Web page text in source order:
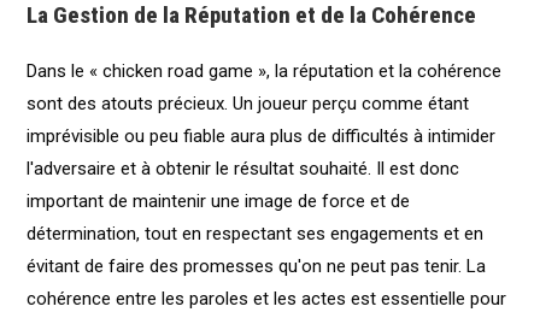
La Gestion de la Réputation et de la Cohérence
Dans le « chicken road game », la réputation et la cohérence
sont des atouts précieux. Un joueur perçu comme étant
imprévisible ou peu fiable aura plus de difficultés à intimider
l'adversaire et à obtenir le résultat souhaité. Il est donc
important de maintenir une image de force et de
détermination, tout en respectant ses engagements et en
évitant de faire des promesses qu'on ne peut pas tenir. La
cohérence entre les paroles et les actes est essentielle pour